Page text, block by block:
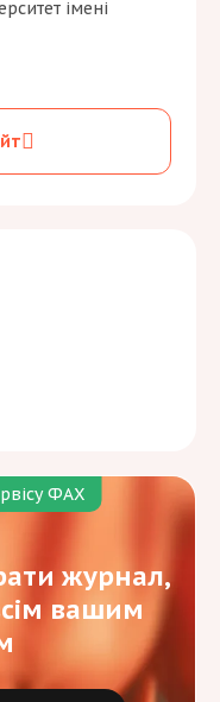
імені
ФАХ
журнал,
вашим